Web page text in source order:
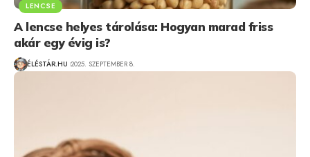
LENCSE
A lencse helyes tárolása: Hogyan marad friss
akár egy évig is?
ÉLÉSTÁR.HU 2025. SZEPTEMBER 8.